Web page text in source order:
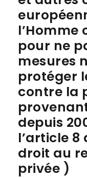
l’Homme
pour ne
mesures
protéger
contre la
depuis
l’article
droit au
privée )